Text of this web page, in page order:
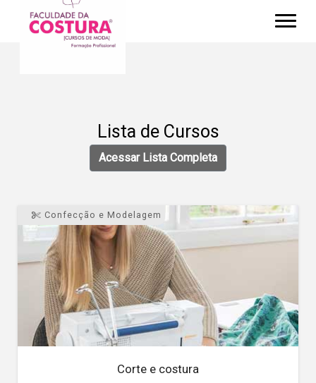
Lista de Cursos
Acessar Lista Completa
Confecção e Modelagem
Corte e costura